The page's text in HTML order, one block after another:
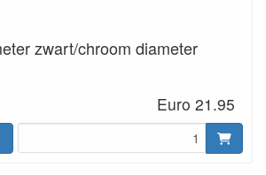
zwart/chroom diameter
Euro 21.95